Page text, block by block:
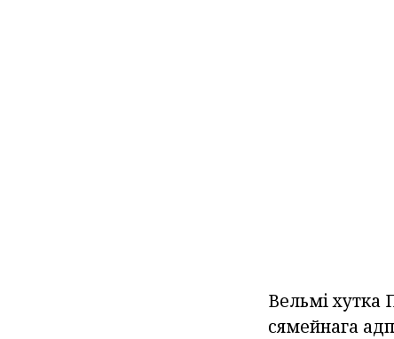
Вельмі хутка
сямейнага